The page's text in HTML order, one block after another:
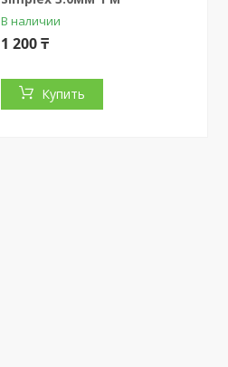
В наличии
1 200 ₸
Купить